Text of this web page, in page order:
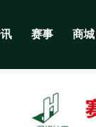
赛事 商城